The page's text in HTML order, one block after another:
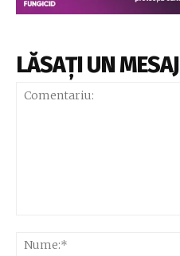
LĂSAȚI UN MESAJ